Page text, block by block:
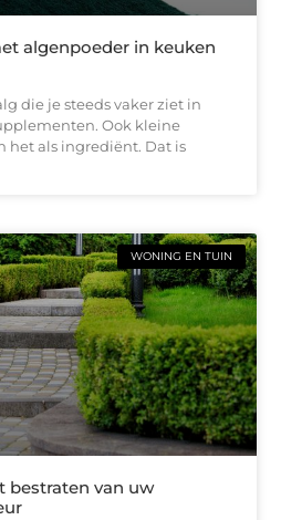
algenpoeder in keuken
die je steeds vaker ziet in
Ook kleine
het als ingrediënt. Dat is
WONING EN TUIN
bestraten van uw